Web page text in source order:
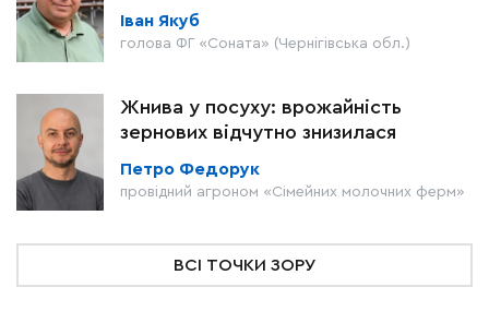
Іван Якуб
голова ФГ «Соната» (Чернігівська обл.)
Жнива у посуху: врожайність
зернових відчутно знизилася
Петро Федорук
провідний агроном «Сімейних молочних ферм»
ВСІ ТОЧКИ ЗОРУ